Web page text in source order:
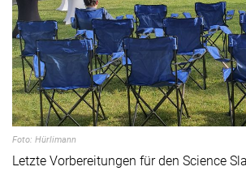
Foto: Hürlimann
Letzte Vorbereitungen für den Science